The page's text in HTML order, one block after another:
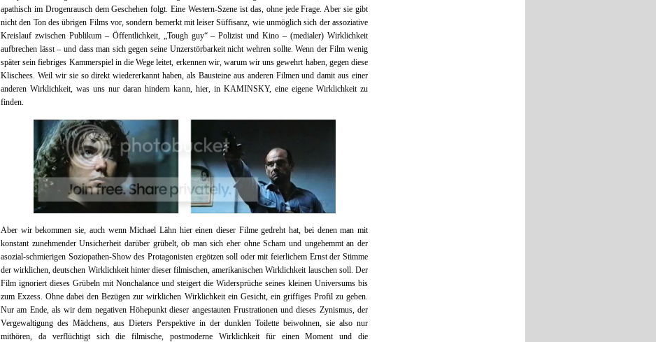
apathisch im Drogenrausch dem Geschehen folgt. Eine Western-Szene ist das, ohne jede Frage. Aber sie gibt
nicht den Ton des übrigen Films vor, sondern bemerkt mit leiser Süffisanz, wie unmöglich sich der assoziative
Kreislauf zwischen Publikum – Öffentlichkeit, „Tough guy“ – Polizist und Kino – (medialer) Wirklichkeit
aufbrechen lässt – und dass man sich gegen seine Unzerstörbarkeit nicht wehren sollte. Wenn der Film wenig
später sein fiebriges Kammerspiel in die Wege leitet, erkennen wir, warum wir uns gewehrt haben, gegen diese
Klischees. Weil wir sie so direkt wiedererkannt haben, als Bausteine aus anderen Filmen und damit aus einer
anderen Wirklichkeit, was uns nur daran hindern kann, hier, in KAMINSKY, eine eigene Wirklichkeit zu
finden.
Aber wir bekommen sie, auch wenn Michael Lähn hier einen dieser Filme gedreht hat, bei denen man mit
konstant zunehmender Unsicherheit darüber grübelt, ob man sich eher ohne Scham und ungehemmt an der
asozial-schmierigen Soziopathen-Show des Protagonisten ergötzen soll oder mit feierlichem Ernst der Stimme
der wirklichen, deutschen Wirklichkeit hinter dieser filmischen, amerikanischen Wirklichkeit lauschen soll. Der
Film ignoriert dieses Grübeln mit Nonchalance und steigert die Widersprüche seines kleinen Universums bis
zum Exzess. Ohne dabei den Bezügen zur wirklichen Wirklichkeit ein Gesicht, ein griffiges Profil zu geben.
Nur am Ende, als wir dem negativen Höhepunkt dieser angestauten Frustrationen und dieses Zynismus, der
Vergewaltigung des Mädchens, aus Dieters Perspektive in der dunklen Toilette beiwohnen, sie also nur
mithören, da verflüchtigt sich die filmische, postmoderne Wirklichkeit für einen Moment und die